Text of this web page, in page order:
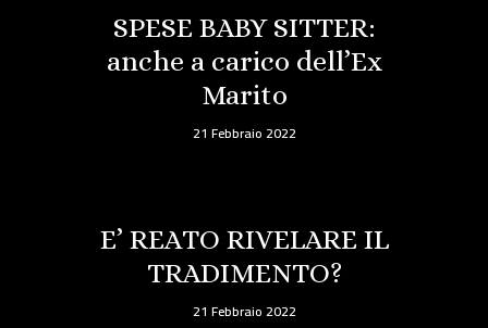
SPESE BABY SITTER:
anche a carico dell’Ex
Marito
21 Febbraio 2022
E’ REATO RIVELARE IL
TRADIMENTO?
21 Febbraio 2022